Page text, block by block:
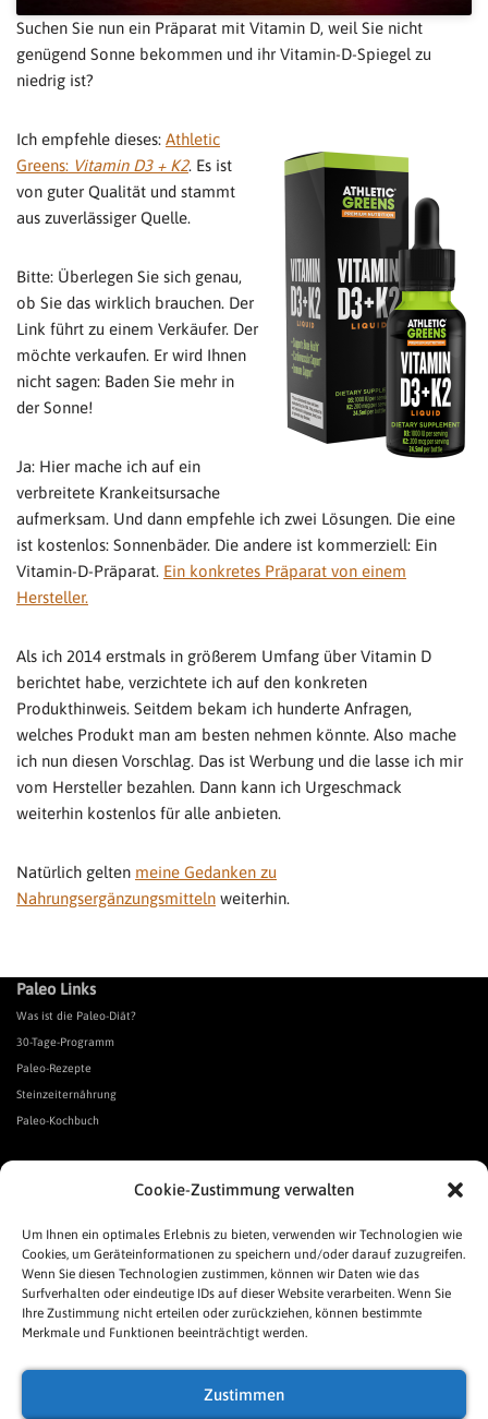
Cookie-Zustimmung verwalten
Um Ihnen ein optimales Erlebnis zu bieten, verwenden wir Technologien wie
Cookies, um Geräteinformationen zu speichern und/oder darauf zuzugreifen.
Wenn Sie diesen Technologien zustimmen, können wir Daten wie das
Surfverhalten oder eindeutige IDs auf dieser Website verarbeiten. Wenn Sie
Ihre Zustimmung nicht erteilen oder zurückziehen, können bestimmte
Merkmale und Funktionen beeinträchtigt werden.
Zustimmen
Suchen Sie nun ein Präparat mit Vitamin D, weil Sie nicht
genügend Sonne bekommen und ihr Vitamin-D-Spiegel zu
niedrig ist?
Ich empfehle dieses: Athletic
Greens: Vitamin D3 + K2. Es ist
von guter Qualität und stammt
aus zuverlässiger Quelle.
Bitte: Überlegen Sie sich genau,
ob Sie das wirklich brauchen. Der
Link führt zu einem Verkäufer. Der
möchte verkaufen. Er wird Ihnen
nicht sagen: Baden Sie mehr in
der Sonne!
Ja: Hier mache ich auf ein
verbreitete Krankeitsursache
aufmerksam. Und dann empfehle ich zwei Lösungen. Die eine
ist kostenlos: Sonnenbäder. Die andere ist kommerziell: Ein
Vitamin-D-Präparat. Ein konkretes Präparat von einem
Hersteller.
Als ich 2014 erstmals in größerem Umfang über Vitamin D
berichtet habe, verzichtete ich auf den konkreten
Produkthinweis. Seitdem bekam ich hunderte Anfragen,
welches Produkt man am besten nehmen könnte. Also mache
ich nun diesen Vorschlag. Das ist Werbung und die lasse ich mir
vom Hersteller bezahlen. Dann kann ich Urgeschmack
weiterhin kostenlos für alle anbieten.
Natürlich gelten meine Gedanken zu
Nahrungsergänzungsmitteln weiterhin.
Paleo Links
Was ist die Paleo-Diät?
30-Tage-Programm
Paleo-Rezepte
Steinzeiternährung
Paleo-Kochbuch
*Affiliate Link. Als Partner verschiedener Unternehmen verdiene ich an qualifizierten Verkäufen.
Urgeschmack-Empfehlungen
Urgeschmack-Shop
Was ist Urgeschmack?
Häufige Fragen
Links
Allgemeine Geschäftsbedingungen